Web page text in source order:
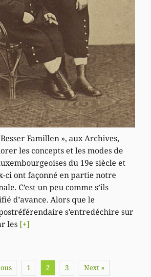
Famillen », aux Archives,
les concepts et les modes de
du 19e siècle et
ci ont façonné en partie notre
C’est un peu comme s’ils
d’avance. Alors que le
s’entredéchire sur
les [+]
1 2 3 Next »